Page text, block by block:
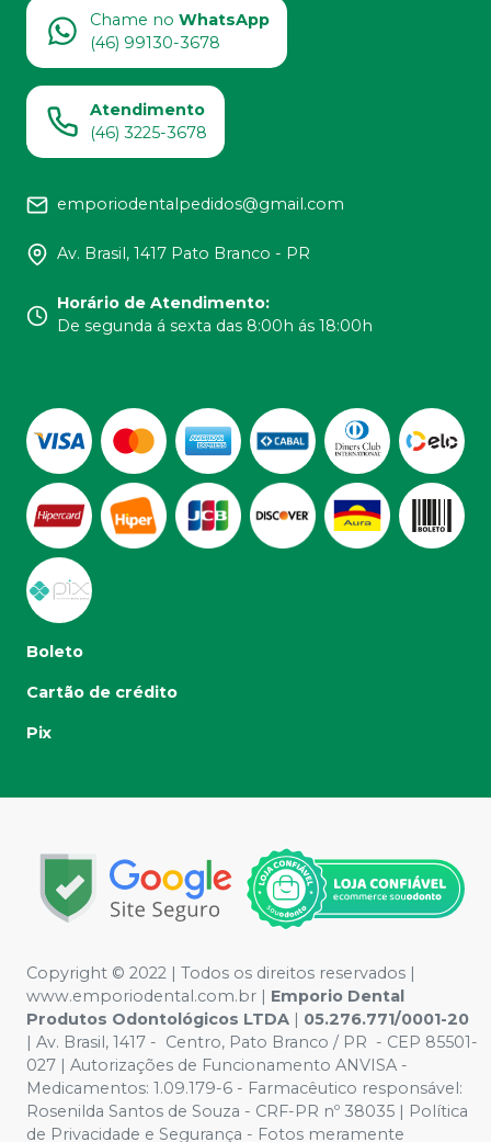
Chame no WhatsApp
(46) 99130-3678
Atendimento
(46) 3225-3678
emporiodentalpedidos@gmail.com
Av. Brasil, 1417 Pato Branco - PR
Horário de Atendimento:
De segunda á sexta das 8:00h ás 18:00h
Boleto
Cartão de crédito
Pix
Copyright © 2022 | Todos os direitos reservados |
www.emporiodental.com.br | Emporio Dental
Produtos Odontológicos LTDA | 05.276.771/0001-20
| Av. Brasil, 1417 - Centro, Pato Branco / PR - CEP 85501-
027 | Autorizações de Funcionamento ANVISA -
Medicamentos: 1.09.179-6 - Farmacêutico responsável:
Rosenilda Santos de Souza - CRF-PR nº 38035 | Política
de Privacidade e Segurança - Fotos meramente